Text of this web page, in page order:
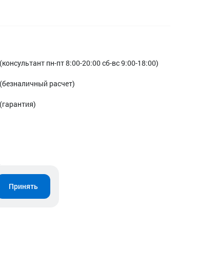
пн-пт 8:00-20:00 сб-вс 9:00-18:00)
расчет)
Принять